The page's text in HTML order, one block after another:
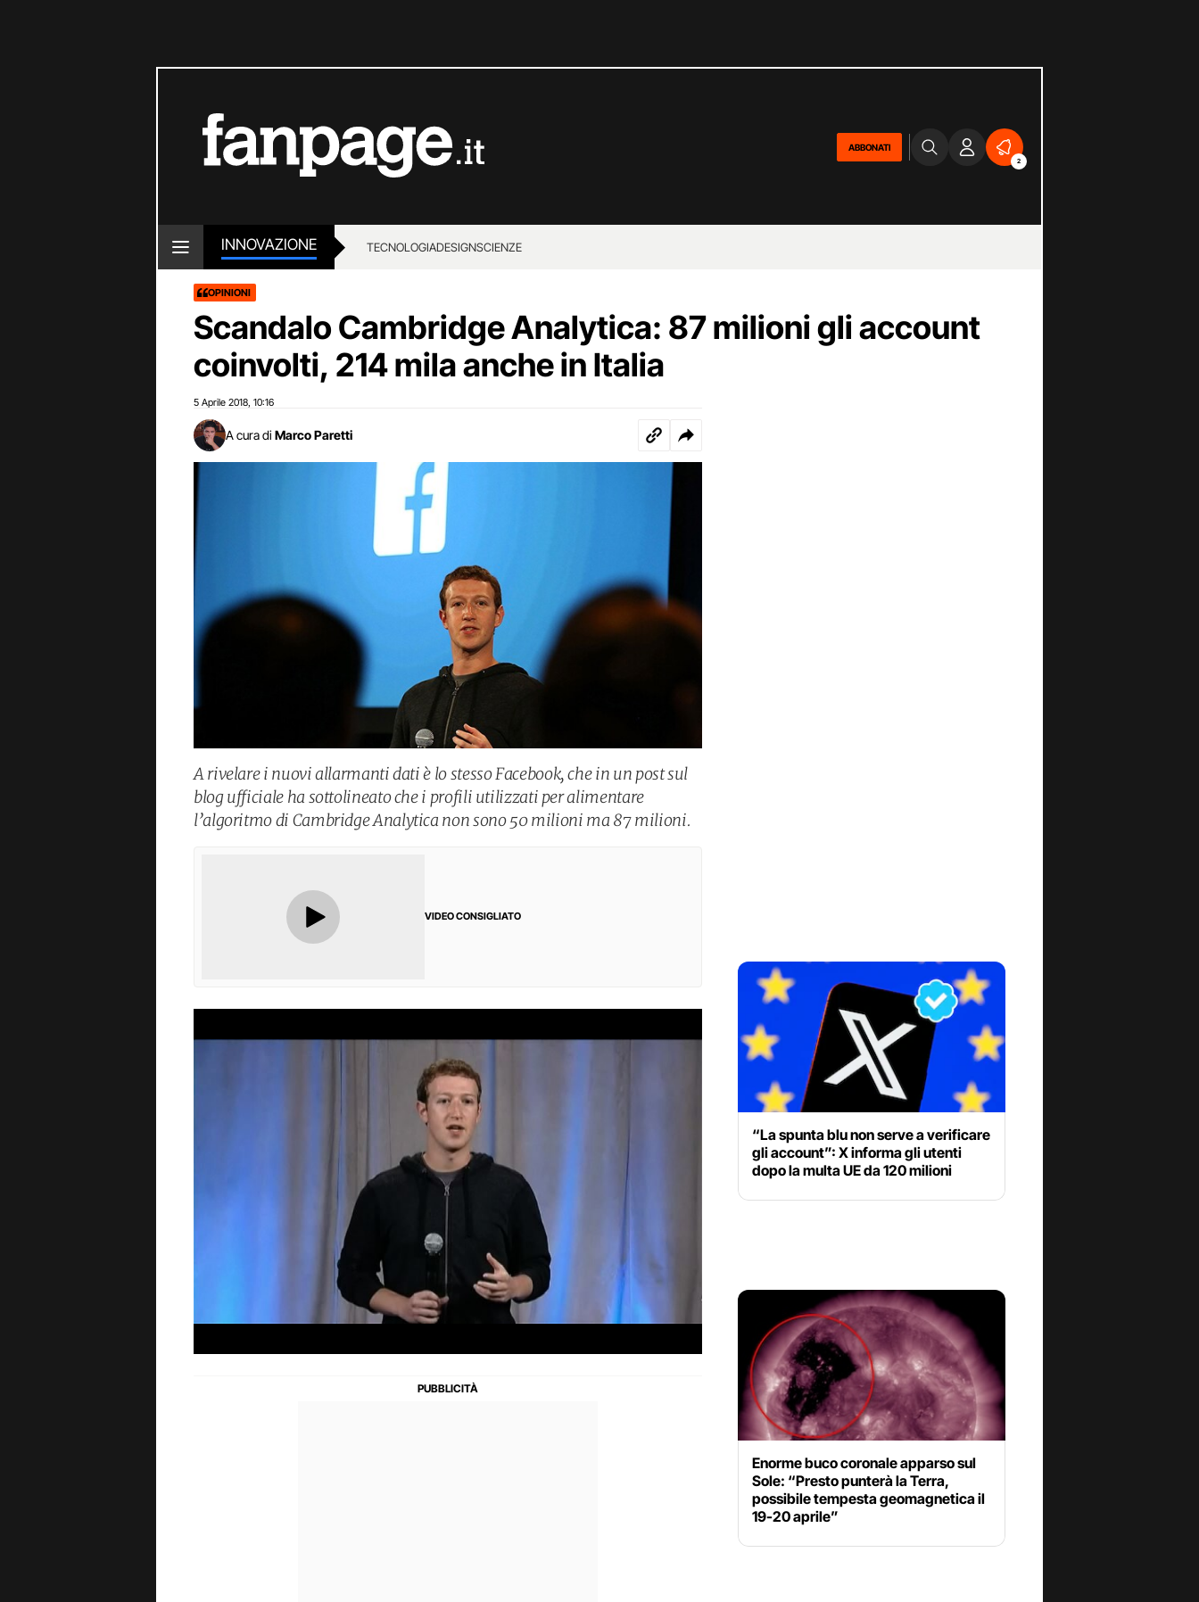
ABBONATI
2
INNOVAZIONE TECNOLOGIADESIGNSCIENZE
OPINIONI
Scandalo Cambridge Analytica: 87 milioni gli account
coinvolti, 214 mila anche in Italia
5 Aprile 2018 10:16
A cura di Marco Paretti
A rivelare i nuovi allarmanti dati è lo stesso Facebook, che in un post sul
blog ufficiale ha sottolineato che i profili utilizzati per alimentare
l’algoritmo di Cambridge Analytica non sono 50 milioni ma 87 milioni.
VIDEO CONSIGLIATO
“La spunta blu non serve a verificare
gli account”: X informa gli utenti
dopo la multa UE da 120 milioni
Enorme buco coronale apparso sul
Sole: “Presto punterà la Terra,
possibile tempesta geomagnetica il
19-20 aprile”